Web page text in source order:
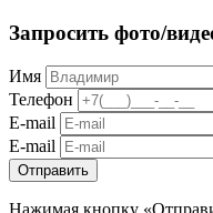
Запросить фото/
Имя
Телефон
E-mail
E-mail
Отправить